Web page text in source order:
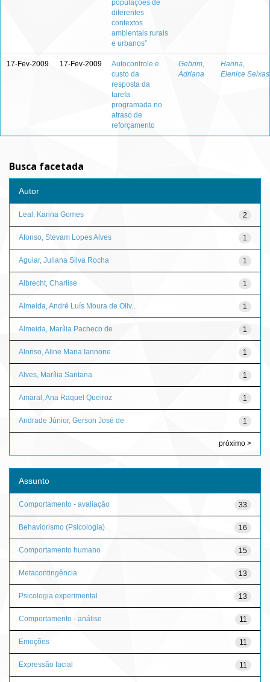
populações de
diferentes
contextos
ambientais rurais
e urbanos”
17-Fev-2009 17-Fev-2009
Autocontrole e
custo da
resposta da
tarefa
programada no
atraso de
reforçamento
Gebrim,
Adriana
Hanna,
Elenice Seixas
Busca facetada
Autor
2
Leal, Karina Gomes
1
Afonso, Stevam Lopes Alves
1
Aguiar, Juliana Silva Rocha
1
Albrecht, Charlise
1
Almeida, André Luís Moura de Oliv...
1
Almeida, Marília Pacheco de
1
Alonso, Aline Maria Iannone
1
Alves, Marília Santana
1
Amaral, Ana Raquel Queiroz
1
Andrade Júnior, Gerson José de
próximo >
Assunto
33
Comportamento - avaliação
16
Behaviorismo (Psicologia)
15
Comportamento humano
13
Metacontingência
13
Psicologia experimental
11
Comportamento - análise
11
Emoções
11
Expressão facial